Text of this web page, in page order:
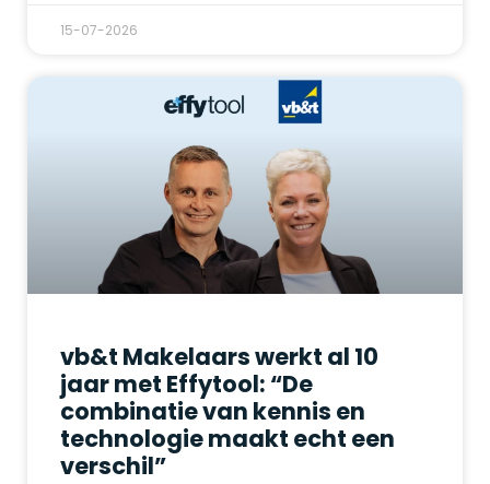
15-07-2026
vb&t Makelaars werkt al 10
jaar met Effytool: “De
combinatie van kennis en
technologie maakt echt een
verschil”